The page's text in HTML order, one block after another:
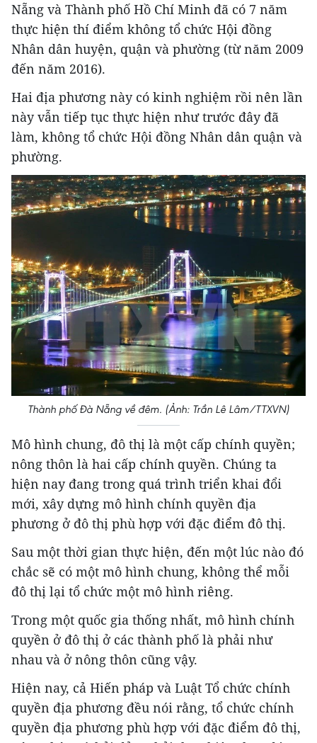
Nẵng và Thành phố Hồ Chí Minh đã có 7 năm
thực hiện thí điểm không tổ chức Hội đồng
Nhân dân huyện, quận và phường (từ năm 2009
đến năm 2016).
Hai địa phương này có kinh nghiệm rồi nên lần
này vẫn tiếp tục thực hiện như trước đây đã
làm, không tổ chức Hội đồng Nhân dân quận và
phường.
Thành phố Đà Nẵng về đêm. (Ảnh: Trần Lê Lâm/TTXVN)
Mô hình chung, đô thị là một cấp chính quyền;
nông thôn là hai cấp chính quyền. Chúng ta
hiện nay đang trong quá trình triển khai đổi
mới, xây dựng mô hình chính quyền địa
phương ở đô thị phù hợp với đặc điểm đô thị.
Sau một thời gian thực hiện, đến một lúc nào đó
chắc sẽ có một mô hình chung, không thể mỗi
đô thị lại tổ chức một mô hình riêng.
Trong một quốc gia thống nhất, mô hình chính
quyền ở đô thị ở các thành phố là phải như
nhau và ở nông thôn cũng vậy.
Hiện nay, cả Hiến pháp và Luật Tổ chức chính
quyền địa phương đều nói rằng, tổ chức chính
quyền địa phương phù hợp với đặc điểm đô thị,